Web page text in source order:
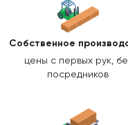
Собственное
цены с первых рук,
посредников